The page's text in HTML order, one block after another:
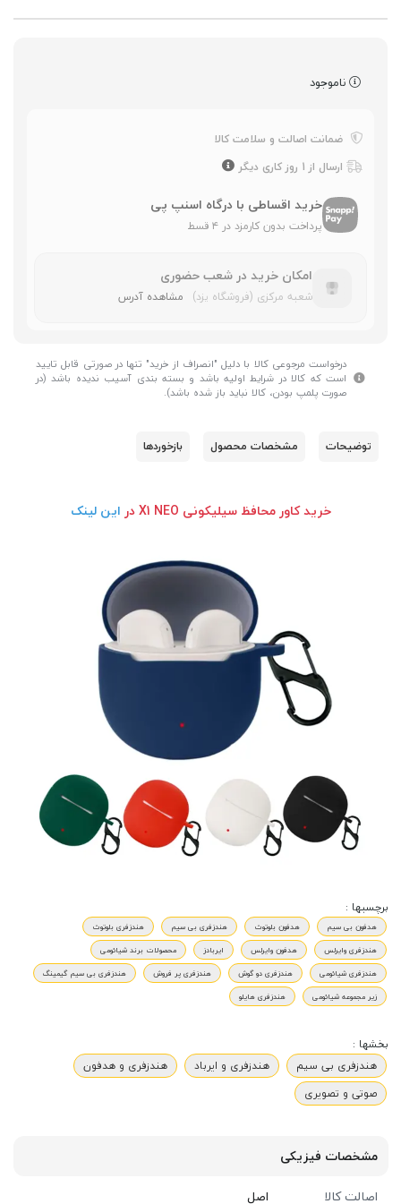
ناموجود
ضمانت اصالت و سلامت کالا
ارسال از 1 روز کاری دیگر
خرید اقساطی با درگاه اسنپ پی
پرداخت بدون کارمزد در ۴ قسط
امکان خرید در شعب حضوری
شعبه مرکزی (فروشگاه یزد) مشاهده آدرس
درخواست مرجوعی کالا با دلیل "انصراف از خرید" تنها در صورتی قابل تایید
است که کالا در شرایط اولیه باشد و بسته بندی آسیب ندیده باشد (در
صورت پلمپ بودن، کالا نباید باز شده باشد).
توضیحات مشخصات محصول بازخوردها
خرید کاور محافظ سیلیکونی X1 NEO در این لینک
برچسبها :
هدفون بی سیم هدفون بلوتوث هندزفری بی سیم
هندزفری بلوتوث
هندزفری وایرلس
هدفون وایرلس ایربادز
محصولات برند شیائومی
هندزفری شیائومی
هندزفری دو گوش هندزفری پر فروش
هندزفری بی سیم گیمینگ
زیر مجموعه شیائومی
هندزفری هایلو
بخشها :
هندزفری بی سیم
هندزفری و ایرباد
هندزفری و هدفون
صوتی و تصویری
مشخصات فیزیکی
اصالت کالا
اصل